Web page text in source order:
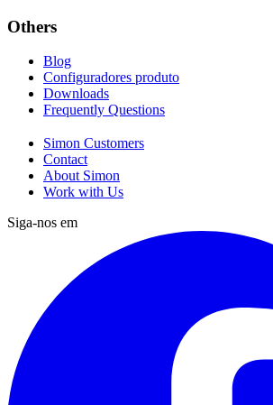
Others
Blog
Configuradores produto
Downloads
Frequently Questions
Simon Customers
Contact
About Simon
Work with Us
Siga-nos em